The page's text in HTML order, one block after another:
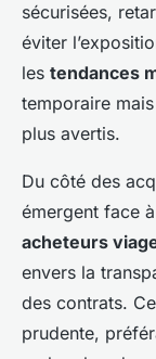
sécurisées,
éviter
les tendances
temporaire
plus avertis.
Du côté des
émergent face
acheteurs
envers la
des contrats.
prudente,